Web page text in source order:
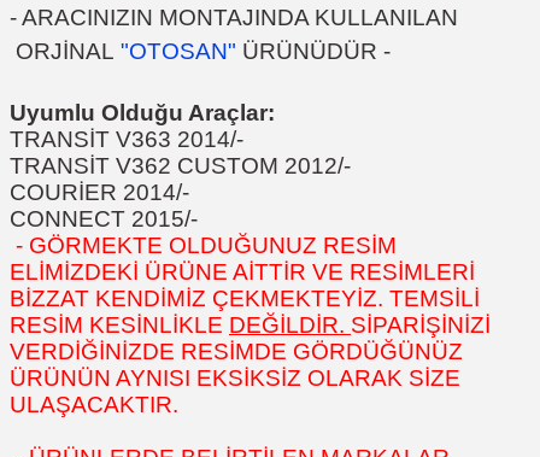
- ARACINIZIN MONTAJINDA KULLANILAN
ORJİNAL "OTOSAN" ÜRÜNÜDÜR -
Uyumlu Olduğu Araçlar:
TRANSİT V363 2014/-
TRANSİT V362 CUSTOM 2012/-
COURİER 2014/-
CONNECT 2015/-
- GÖRMEKTE OLDUĞUNUZ RESİM
ELİMİZDEKİ ÜRÜNE AİTTİR VE RESİMLERİ
BİZZAT KENDİMİZ ÇEKMEKTEYİZ. TEMSİLİ
RESİM KESİNLİKLE DEĞİLDİR. SİPARİŞİNİZİ
VERDİĞİNİZDE RESİMDE GÖRDÜĞÜNÜZ
ÜRÜNÜN AYNISI EKSİKSİZ OLARAK SİZE
ULAŞACAKTIR.